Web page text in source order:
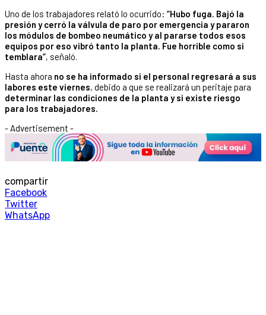
Uno de los trabajadores relató lo ocurrido: “Hubo fuga. Bajó la
presión y cerró la válvula de paro por emergencia y pararon
los módulos de bombeo neumático y al pararse todos esos
equipos por eso vibró tanto la planta. Fue horrible como si
temblara”, señaló.
Hasta ahora no se ha informado si el personal regresará a sus
labores este viernes, debido a que se realizará un peritaje para
determinar las condiciones de la planta y si existe riesgo
para los trabajadores.
- Advertisement -
compartir
Facebook
Twitter
WhatsApp